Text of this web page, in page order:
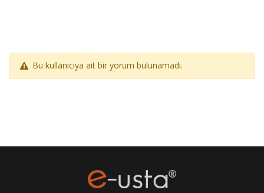
Bu kullanıcıya ait bir yorum bulunamadı.